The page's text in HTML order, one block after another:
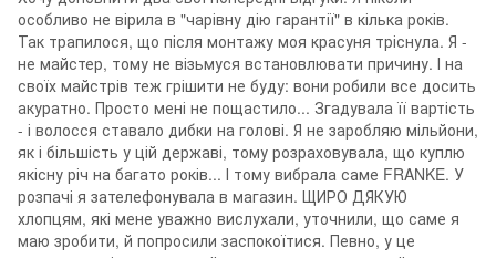
особливо не вірила в "чарівну дію гарантії" в кілька років.
Так трапилося, що після монтажу моя красуня тріснула. Я -
не майстер, тому не візьмуся встановлювати причину. І на
своїх майстрів теж грішити не буду: вони робили все досить
акуратно. Просто мені не пощастило... Згадувала її вартість
- і волосся ставало дибки на голові. Я не заробляю мільйони,
як і більшість у цій державі, тому розраховувала, що куплю
якісну річ на багато років... І тому вибрала саме FRANKE. У
розпачі я зателефонувала в магазин. ЩИРО ДЯКУЮ
хлопцям, які мене уважно вислухали, уточнили, що саме я
маю зробити, й попросили заспокоїтися. Певно, у це